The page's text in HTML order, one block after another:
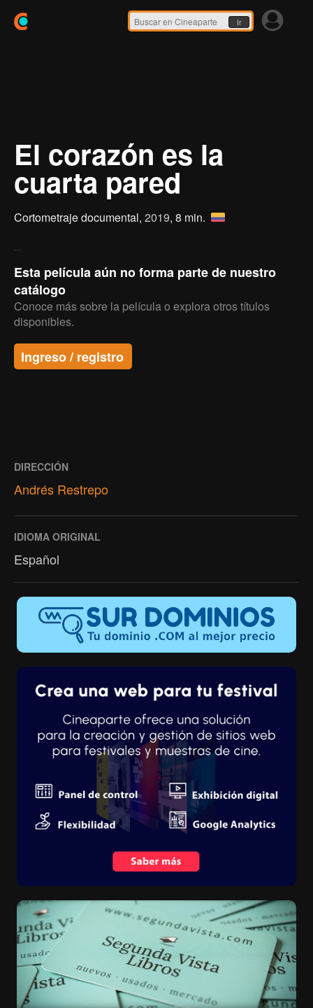
Ir
El corazón es la
cuarta pared
Cortometraje documental, 2019, 8 min.
Esta película aún no forma parte de nuestro
catálogo
Conoce más sobre la película o explora otros títulos
disponibles.
Ingreso / registro
DIRECCIÓN
Andrés Restrepo
IDIOMA ORIGINAL
Español